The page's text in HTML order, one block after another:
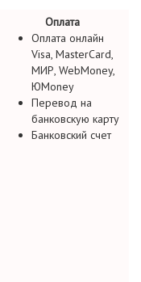
Оплата
Оплата онлайн
Visa, MasterCard,
МИР, WebMoney,
ЮMoney
Перевод на
банковскую карту
Банковский счет